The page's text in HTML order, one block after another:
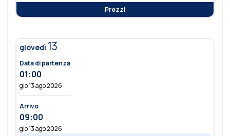
Prezzi
giovedì 13
Data di partenza
01:00
gio 13 ago 2026
Arrivo
09:00
gio 13 ago 2026